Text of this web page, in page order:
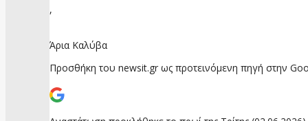
,
Άρια Καλύβα
Προσθήκη του newsit.gr ως προτεινόμενη πηγή στην